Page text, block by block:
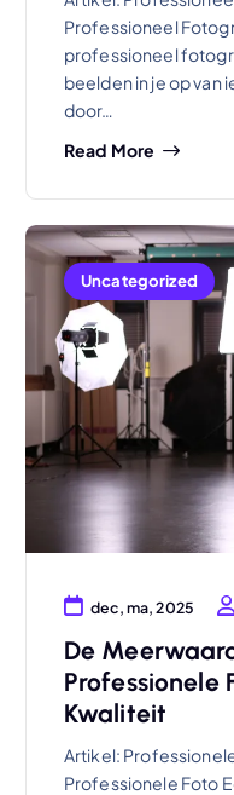
Professioneel
professioneel
beelden in je op van
door…
Read More
Uncategorized
dec, ma, 2025
De
Professionele
Kwaliteit
Artikel:
Professionele Foto